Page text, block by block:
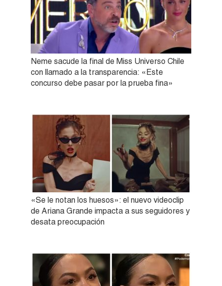
Neme sacude la final de Miss Universo Chile
con llamado a la transparencia: «Este
concurso debe pasar por la prueba fina»
«Se le notan los huesos»: el nuevo videoclip
de Ariana Grande impacta a sus seguidores y
desata preocupación